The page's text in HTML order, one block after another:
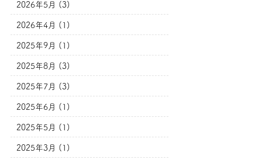
2026年5月 (3)
2026年4月 (1)
2025年9月 (1)
2025年8月 (3)
2025年7月 (3)
2025年6月 (1)
2025年5月 (1)
2025年3月 (1)